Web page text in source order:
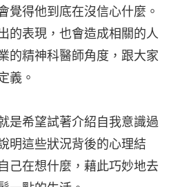
覺得他到底在沒信心什麼。
的表現，也會造成相關的人
的精神科醫師角度，跟大家
義。
是希望試著介紹自我意識過
明這些狀況背後的心理結
己在想什麼，藉此巧妙地去